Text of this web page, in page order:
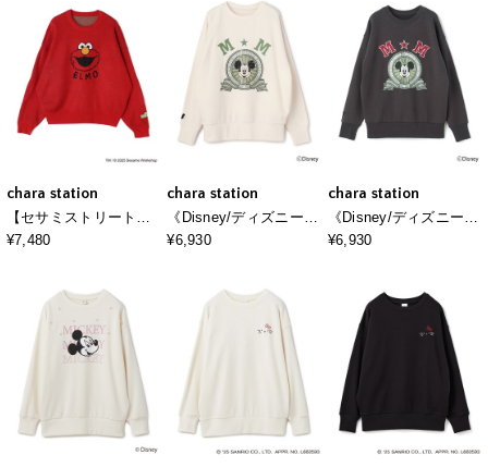
《サンリオキャラクタ
ーズ》
色追加》
chara station
【セサミストリート】
エルモ/ELMOジャガー
¥7,480
chara station
《Disney/ディズニー》
ミッキーマウス刺繍ワ
¥6,930
chara station
《Disney/ディズニー》
ミッキーマウス刺繍ワ
¥6,930